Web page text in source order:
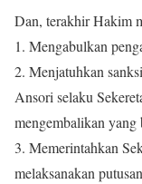
Dan, terakhir Hakim
1. Mengabulkan
2. Menjatuhkan
Ansori selaku
mengembalikan yang
3. Memerintahkan
melaksanakan